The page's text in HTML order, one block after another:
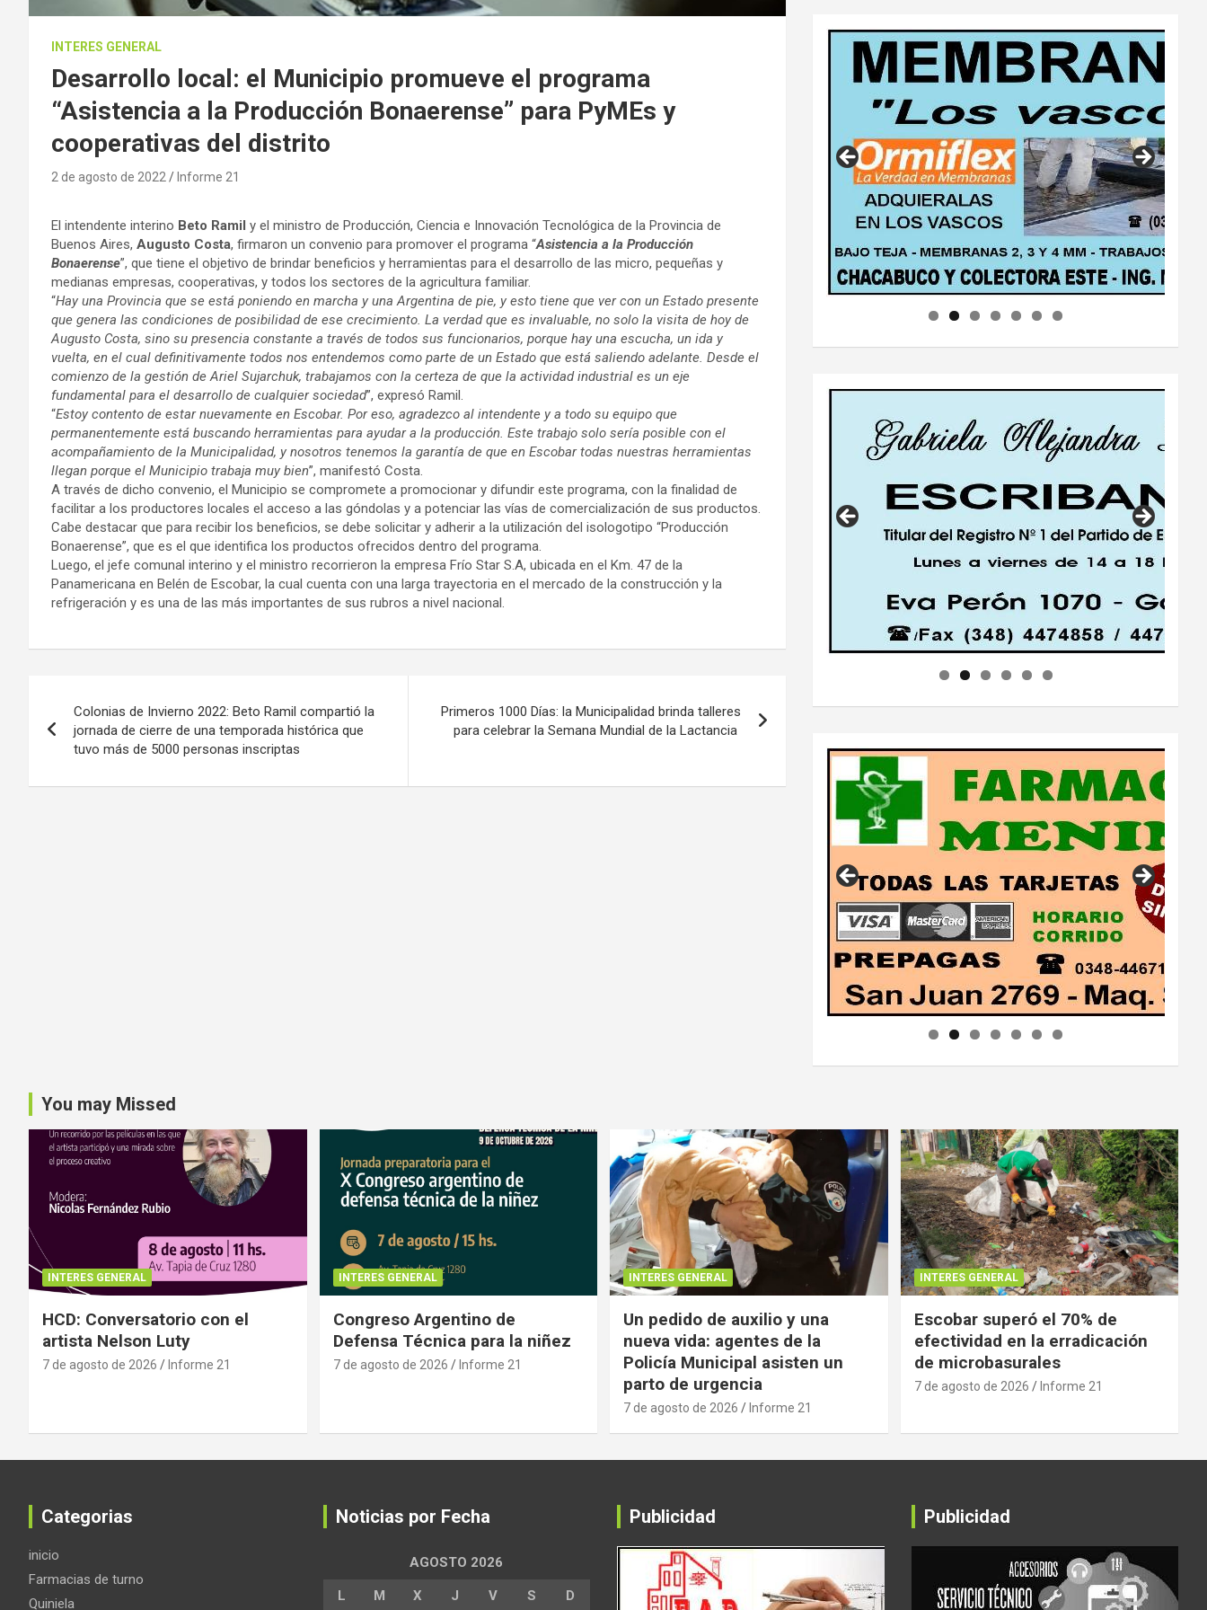
INTERES GENERAL
Desarrollo local: el Municipio promueve el programa
“Asistencia a la Producción Bonaerense” para PyMEs y
cooperativas del distrito
2 de agosto de 2022 Informe 21
El intendente interino Beto Ramil y el ministro de Producción, Ciencia e Innovación Tecnológica de la Provincia de
Buenos Aires, Augusto Costa, firmaron un convenio para promover el programa “Asistencia a la Producción
Bonaerense”, que tiene el objetivo de brindar beneficios y herramientas para el desarrollo de las micro, pequeñas y
medianas empresas, cooperativas, y todos los sectores de la agricultura familiar.
“Hay una Provincia que se está poniendo en marcha y una Argentina de pie, y esto tiene que ver con un Estado presente
que genera las condiciones de posibilidad de ese crecimiento. La verdad que es invaluable, no solo la visita de hoy de
Augusto Costa, sino su presencia constante a través de todos sus funcionarios, porque hay una escucha, un ida y
vuelta, en el cual definitivamente todos nos entendemos como parte de un Estado que está saliendo adelante. Desde el
comienzo de la gestión de Ariel Sujarchuk, trabajamos con la certeza de que la actividad industrial es un eje
fundamental para el desarrollo de cualquier sociedad”, expresó Ramil.
“Estoy contento de estar nuevamente en Escobar. Por eso, agradezco al intendente y a todo su equipo que
permanentemente está buscando herramientas para ayudar a la producción. Este trabajo solo sería posible con el
acompañamiento de la Municipalidad, y nosotros tenemos la garantía de que en Escobar todas nuestras herramientas
llegan porque el Municipio trabaja muy bien”, manifestó Costa.
A través de dicho convenio, el Municipio se compromete a promocionar y difundir este programa, con la finalidad de
facilitar a los productores locales el acceso a las góndolas y a potenciar las vías de comercialización de sus productos.
Cabe destacar que para recibir los beneficios, se debe solicitar y adherir a la utilización del isologotipo “Producción
Bonaerense”, que es el que identifica los productos ofrecidos dentro del programa.
Luego, el jefe comunal interino y el ministro recorrieron la empresa Frío Star S.A, ubicada en el Km. 47 de la
Panamericana en Belén de Escobar, la cual cuenta con una larga trayectoria en el mercado de la construcción y la
refrigeración y es una de las más importantes de sus rubros a nivel nacional.
de
Colonias de Invierno 2022: Beto Ramil compartió la
jornada de cierre de una temporada histórica que
tuvo más de 5000 personas inscriptas
Primeros 1000 Días: la Municipalidad brinda talleres
para celebrar la Semana Mundial de la Lactancia
You may Missed
INTERES GENERAL
HCD: Conversatorio con el
artista Nelson Luty
7 de agosto de 2026 Informe 21
INTERES GENERAL
Congreso Argentino de
Defensa Técnica para la niñez
7 de agosto de 2026 Informe 21
INTERES GENERAL
Un pedido de auxilio y una
nueva vida: agentes de la
Policía Municipal asisten un
parto de urgencia
7 de agosto de 2026 Informe 21
INTERES GENERAL
Escobar superó el 70% de
efectividad en la erradicación
de microbasurales
7 de agosto de 2026 Informe 21
Categorias
inicio
Farmacias de turno
Quiniela
Noticias por Fecha
AGOSTO 2026
L M X J V S D
Publicidad Publicidad